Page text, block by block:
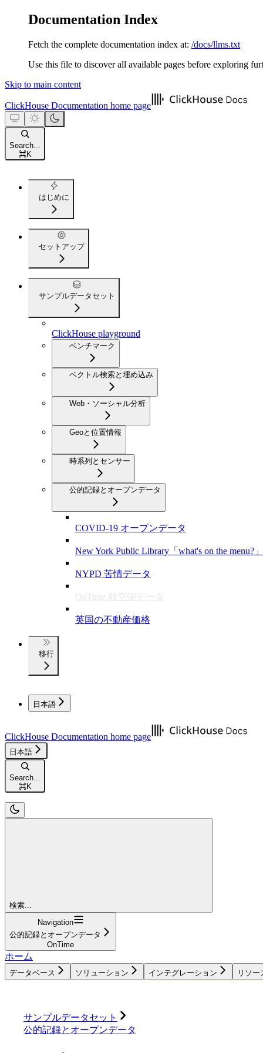
Documentation Index
Fetch the complete documentation index at: /docs/llms.txt
Use this file to discover all available pages before exploring
Skip to main content
ClickHouse Documentation home page
Search...
⌘K
はじめに
セットアップ
サンプルデータセット
ClickHouse playground
ベンチマーク
ベクトル検索と埋め込み
Web・ソーシャル分析
Geoと位置情報
時系列とセンサー
公的記録とオープンデータ
COVID-19 オープンデータ
New York Public Library「what's on the menu?
NYPD 苦情データ
OnTime 航空便データ
英国の不動産価格
移行
日本語
ClickHouse Documentation home page
日本語
Search...
⌘K
検索...
Navigation
公的記録とオープンデータ
OnTime
ホーム
データベース ソリューション インテグレーション リソー
サンプルデータセット
公的記録とオープンデータ